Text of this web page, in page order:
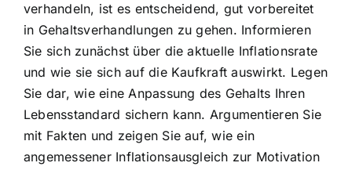
verhandeln, ist es entscheidend, gut vorbereitet
in Gehaltsverhandlungen zu gehen. Informieren
Sie sich zunächst über die aktuelle Inflationsrate
und wie sie sich auf die Kaufkraft auswirkt. Legen
Sie dar, wie eine Anpassung des Gehalts Ihren
Lebensstandard sichern kann. Argumentieren Sie
mit Fakten und zeigen Sie auf, wie ein
angemessener Inflationsausgleich zur Motivation